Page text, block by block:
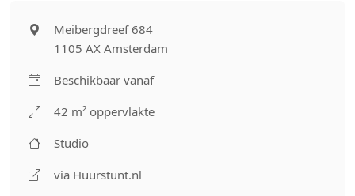
Meibergdreef 684
1105 AX Amsterdam
Beschikbaar vanaf
42 m² oppervlakte
Studio
via Huurstunt.nl